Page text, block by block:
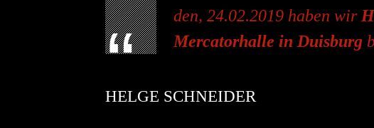
den, 24.02.2019 haben wir
Mercatorhalle in Duisburg
HELGE SCHNEIDER